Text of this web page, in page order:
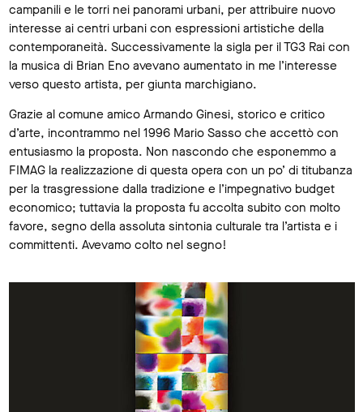
campanili e le torri nei panorami urbani, per attribuire nuovo
interesse ai centri urbani con espressioni artistiche della
contemporaneità. Successivamente la sigla per il TG3 Rai con
la musica di Brian Eno avevano aumentato in me l’interesse
verso questo artista, per giunta marchigiano.
Grazie al comune amico Armando Ginesi, storico e critico
d’arte, incontrammo nel 1996 Mario Sasso che accettò con
entusiasmo la proposta. Non nascondo che esponemmo a
FIMAG la realizzazione di questa opera con un po’ di titubanza
per la trasgressione dalla tradizione e l’impegnativo budget
economico; tuttavia la proposta fu accolta subito con molto
favore, segno della assoluta sintonia culturale tra l’artista e i
committenti. Avevamo colto nel segno!